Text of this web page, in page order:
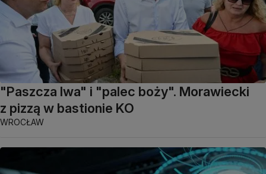
"Paszcza lwa" i "palec boży". Morawiecki
z pizzą w bastionie KO
WROCŁAW